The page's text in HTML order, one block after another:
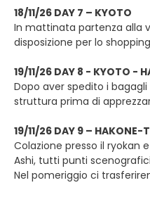
18/11/26 DAY 7 – KYOTO
In mattinata partenza alla
disposizione per lo
19/11/26 DAY 8 - KYOTO -
Dopo aver spedito i
struttura prima di
19/11/26 DAY 9 – HAKONE-
Colazione presso il ryokan
Ashi, tutti punti
Nel pomeriggio ci